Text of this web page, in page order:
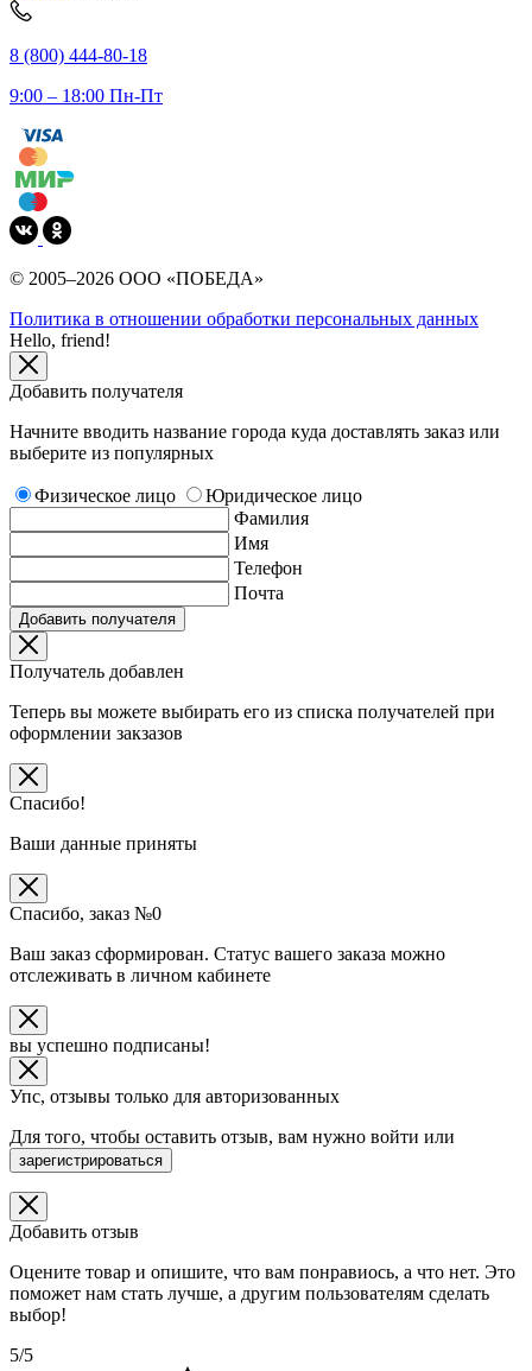
8 (800) 444-80-18
9:00 – 18:00 Пн-Пт
© 2005–2026 ООО «ПОБЕДА»
Политика в отношении обработки персональных данных
Hello, friend!
Добавить получателя
Начните вводить название города куда доставлять заказ или
выберите из популярных
Физическое лицо
Юридическое лицо
Фамилия
Имя
Телефон
Почта
Добавить получателя
Получатель добавлен
Теперь вы можете выбирать его из списка получателей при
оформлении закзазов
Спасибо!
Ваши данные приняты
Спасибо, заказ №0
Ваш заказ сформирован. Статус вашего заказа можно
отслеживать в личном кабинете
вы успешно подписаны!
Упс, отзывы только для авторизованных
Для того, чтобы оставить отзыв, вам нужно войти или
зарегистрироваться
Добавить отзыв
Оцените товар и опишите, что вам понравиось, а что нет. Это
поможет нам стать лучше, а другим пользователям сделать
выбор!
5/5